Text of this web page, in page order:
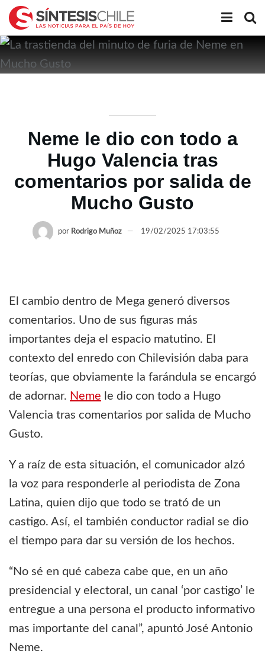
Neme le dio con todo a
Hugo Valencia tras
comentarios por salida de
Mucho Gusto
por Rodrigo Muñoz 19/02/2025 17:03:55
El cambio dentro de Mega generó diversos
comentarios. Uno de sus figuras más
importantes deja el espacio matutino. El
contexto del enredo con Chilevisión daba para
teorías, que obviamente la farándula se encargó
de adornar. Neme le dio con todo a Hugo
Valencia tras comentarios por salida de Mucho
Gusto.
Y a raíz de esta situación, el comunicador alzó
la voz para responderle al periodista de Zona
Latina, quien dijo que todo se trató de un
castigo. Así, el también conductor radial se dio
el tiempo para dar su versión de los hechos.
“No sé en qué cabeza cabe que, en un año
presidencial y electoral, un canal ‘por castigo’ le
entregue a una persona el producto informativo
mas importante del canal”, apuntó José Antonio
Neme.